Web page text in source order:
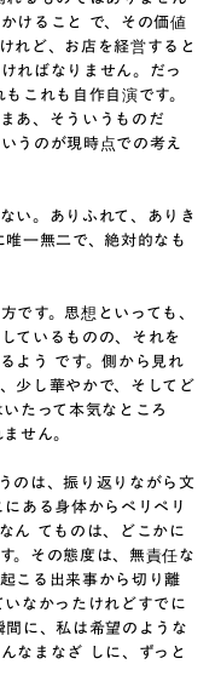
けること で、その価値
れど、お店を経営すると
ればなりません。だっ
これも自作自演です。
あ、そういうものだ
うのが現時点での考え
い。ありふれて、ありき
一無二で、絶対的なも
です。思想といっても、
ているものの、それを
よう です。側から見れ
少し華やかで、そしてど
たって本気なところ
せん。
のは、振り返りながら文
ある身体からペリペリ
ん てものは、どこかに
。その態度は、無責任な
こる出来事から切り離
なかったけれどすでに
に、私は希望のような
なまなざ しに、ずっと